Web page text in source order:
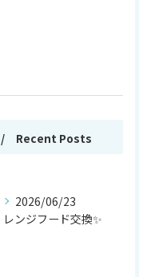
Recent Posts
2026/06/23
レンジフード交換✨